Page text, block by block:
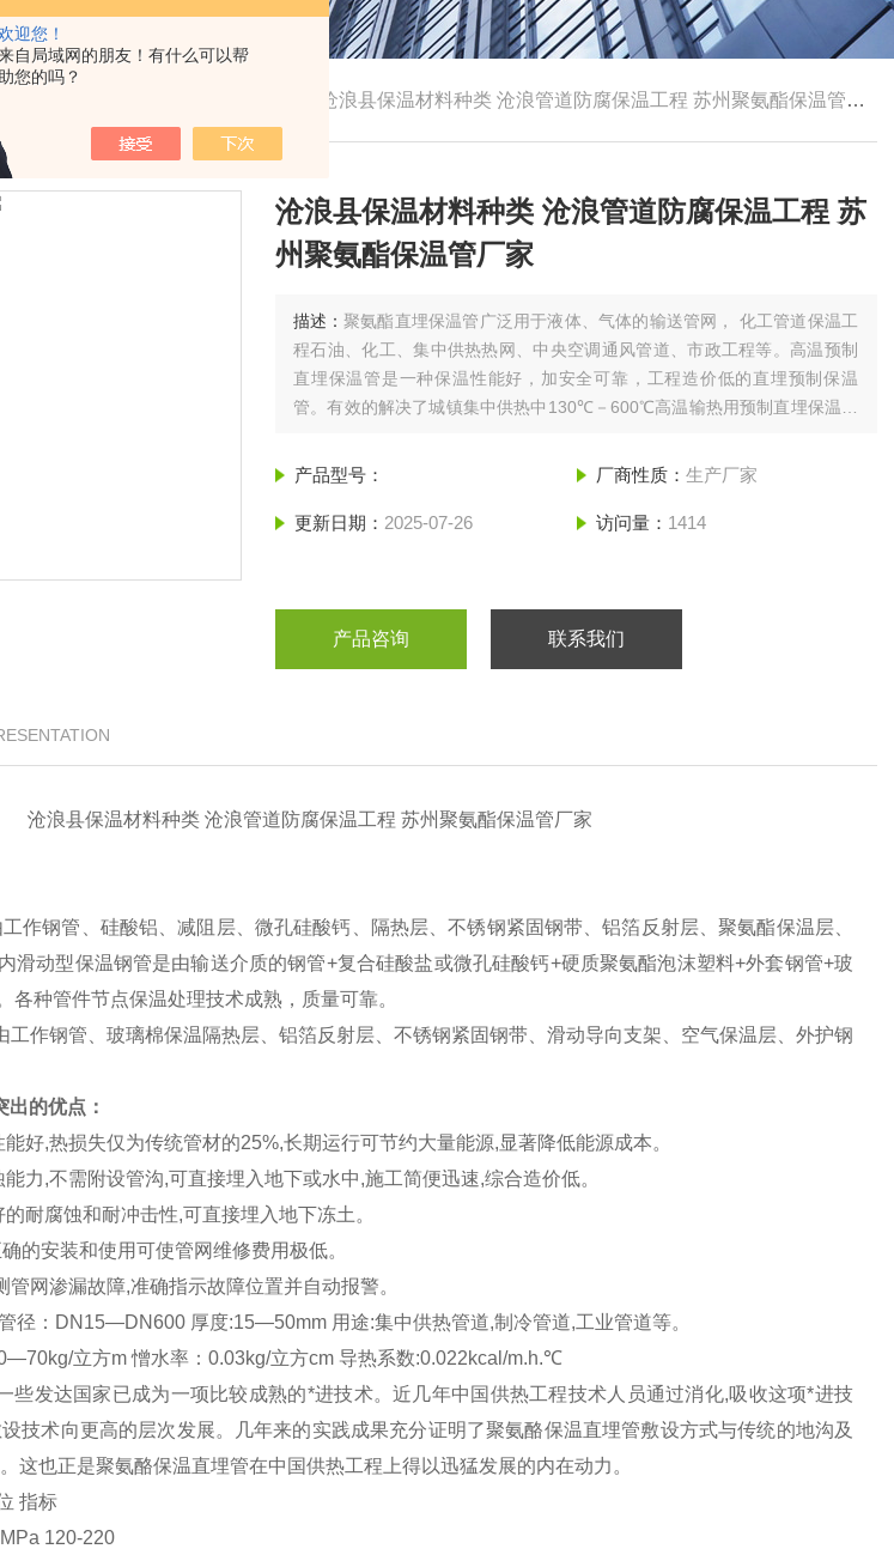
迎您！
自局域网的朋友！有什么可以帮
助您的吗？
沧浪县保温材料种类 沧浪管道防腐保温工程 苏州聚氨酯保温管厂家
沧浪县保温材料种类 沧浪管道防腐保温工程 苏
州聚氨酯保温管厂家
描述：聚氨酯直埋保温管广泛用于液体、气体的输送管网， 化工管道保温工
程石油、化工、集中供热热网、中央空调通风管道、市政工程等。高温预制
直埋保温管是一种保温性能好，加安全可靠，工程造价低的直埋预制保温
管。有效的解决了城镇集中供热中130℃－600℃高温输热用预制直埋保温管
产品型号： 厂商性质： 生产厂家
更新日期： 2025-07-26 访问量： 1414
产品咨询 联系我们
沧浪县保温材料种类 沧浪管道防腐保温工程 苏州聚氨酯保温管厂家
工作钢管、硅酸铝、减阻层、微孔硅酸钙、隔热层、不锈钢紧固钢带、铝箔反射层、聚氨酯保温层、
滑动型保温钢管是由输送介质的钢管+复合硅酸盐或微孔硅酸钙+硬质聚氨酯泡沫塑料+外套钢管+玻
各种管件节点保温处理技术成熟，质量可靠。
工作钢管、玻璃棉保温隔热层、铝箔反射层、不锈钢紧固钢带、滑动导向支架、空气保温层、外护钢
的优点：
能好,热损失仅为传统管材的25%,长期运行可节约大量能源,显著降低能源成本。
力,不需附设管沟,可直接埋入地下或水中,施工简便迅速,综合造价低。
耐腐蚀和耐冲击性,可直接埋入地下冻土。
的安装和使用可使管网维修费用极低。
网渗漏故障,准确指示故障位置并自动报警。
径：DN15—DN600 厚度:15—50mm 用途:集中供热管道,制冷管道,工业管道等。
立方m 憎水率：0.03kg/立方cm 导热系数:0.022kcal/m.h.℃
些发达国家已成为一项比较成熟的*进技术。近几年中国供热工程技术人员通过消化,吸收这项*进技
技术向更高的层次发展。几年来的实践成果充分证明了聚氨酪保温直埋管敷设方式与传统的地沟及
这也正是聚氨酪保温直埋管在中国供热工程上得以迅猛发展的内在动力。
指标
120-220